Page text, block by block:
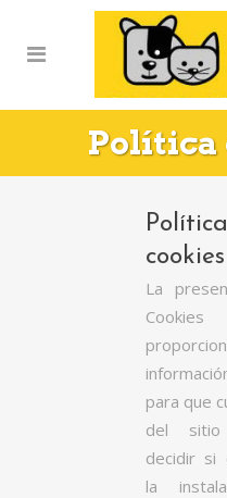
Política
cookies
La
para que
del
decidir si
la